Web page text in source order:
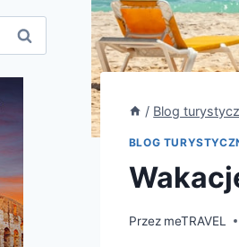
/ Blog
BLOG
Przez meTRAVEL